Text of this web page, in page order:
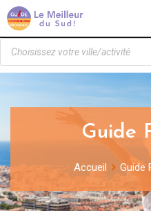
Panneau de gestion des
Guide
Accueil Guide